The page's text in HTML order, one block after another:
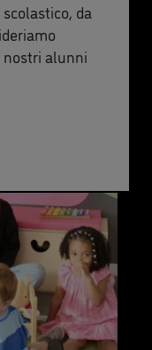
scolastico, da
nostri alunni